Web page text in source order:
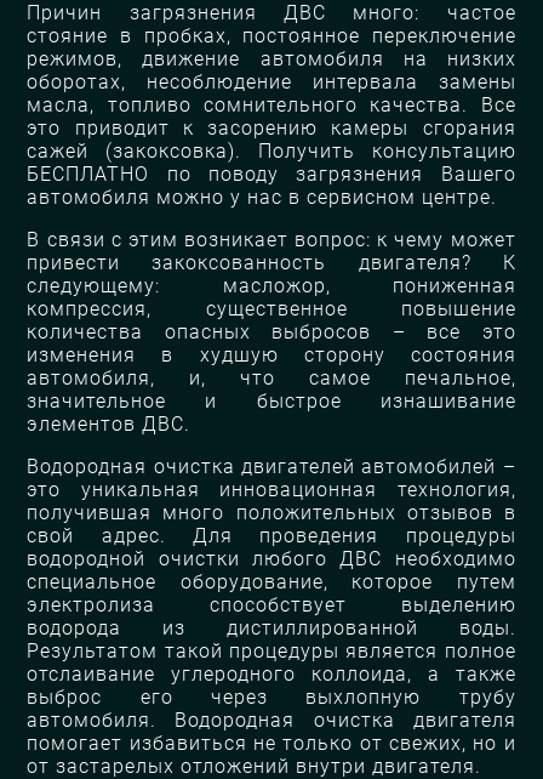
Причин загрязнения ДВС много: частое
стояние в пробках, постоянное переключение
режимов, движение автомобиля на низких
оборотах, несоблюдение интервала замены
масла, топливо сомнительного качества. Все
это приводит к засорению камеры сгорания
сажей (закоксовка). Получить консультацию
БЕСПЛАТНО по поводу загрязнения Вашего
автомобиля можно у нас в сервисном центре.
В связи с этим возникает вопрос: к чему может
привести закоксованность двигателя? К
следующему: масложор, пониженная
компрессия, существенное повышение
количества опасных выбросов – все это
изменения в худшую сторону состояния
автомобиля, и, что самое печальное,
значительное и быстрое изнашивание
элементов ДВС.
Водородная очистка двигателей автомобилей –
это уникальная инновационная технология,
получившая много положительных отзывов в
свой адрес. Для проведения процедуры
водородной очистки любого ДВС необходимо
специальное оборудование, которое путем
электролиза способствует выделению
водорода из дистиллированной воды.
Результатом такой процедуры является полное
отслаивание углеродного коллоида, а также
выброс его через выхлопную трубу
автомобиля. Водородная очистка двигателя
помогает избавиться не только от свежих, но и
от застарелых отложений внутри двигателя.